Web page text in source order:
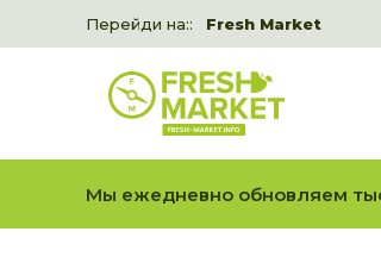
Перейди на::
Fresh Market
Fresh Market event
Мы ежедневно обновляем